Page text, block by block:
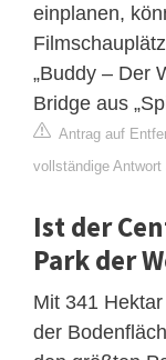
einplanen,
„Buddy – Der
Bridge aus
Antrag auf
vollständige
Ist der
Park der
Mit 341
der